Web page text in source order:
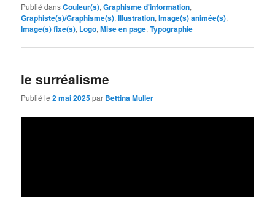
Publié dansCouleur(s),Graphisme d'information,
Graphiste(s)/Graphisme(s),Illustration,Image(s) animée(s),
Image(s) fixe(s), Logo,Mise en page,Typographie
le surréalisme
Publié le2 mai 2025par Bettina Muller